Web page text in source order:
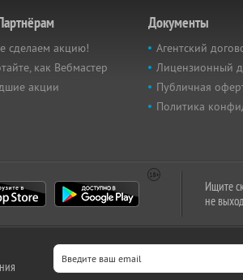
сделаем акцию!
как Вебмастер
акции
Документы
Агентский
Лицензионный
Публичная
Политика
Ищите
не